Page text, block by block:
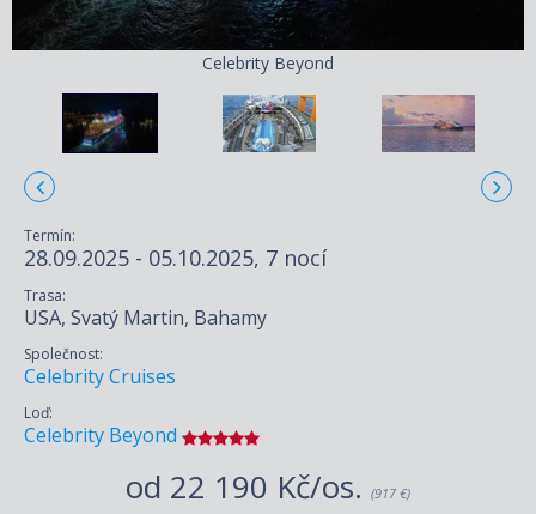
Celebrity Beyond
Termín:
28.09.2025 - 05.10.2025, 7 nocí
Trasa:
USA, Svatý Martin, Bahamy
Společnost:
Celebrity Cruises
Loď:
Celebrity Beyond
od 22 190 Kč/os. (917 €)